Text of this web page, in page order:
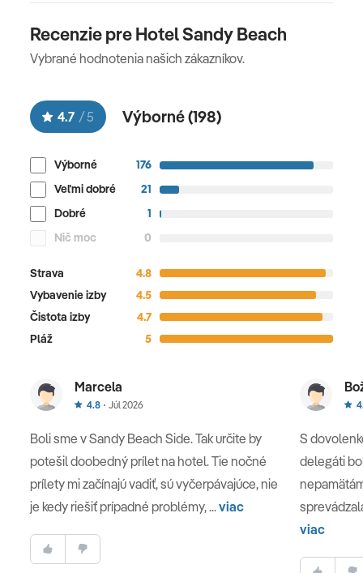
Recenzie pre Hotel Sandy Beach
Vybrané hodnotenia našich zákazníkov.
4.7 /5 Výborné (198)
Výborné
176
Veľmi dobré
21
Dobré
1
Nič moc
0
Strava
4.8
Vybavenie izby
4.5
Čistota izby
4.7
Pláž
5
Marcela
4.8 Júl 2026
Boli sme v Sandy Beach Side. Tak určite by
potešil doobedný prílet na hotel. Tie nočné
prílety mi začínajú vadiť, sú vyčerpávajúce, nie
je kedy riešiť prípadné problémy, ...viac
S
delegáti
viac